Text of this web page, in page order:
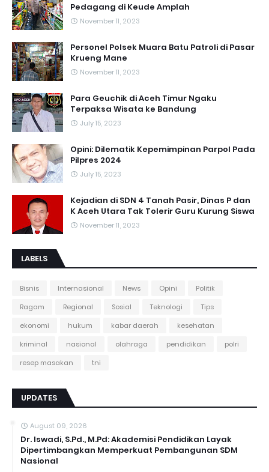
Pedagang di Keude Amplah
November 11, 2023
Personel Polsek Muara Batu Patroli di Pasar
Krueng Mane
November 11, 2023
Para Geuchik di Aceh Timur Ngaku
Terpaksa Wisata ke Bandung
July 15, 2023
Opini: Dilematik Kepemimpinan Parpol Pada
Pilpres 2024
July 15, 2023
Kejadian di SDN 4 Tanah Pasir, Dinas P dan
K Aceh Utara Tak Tolerir Guru Kurung Siswa
November 11, 2023
LABELS
Bisnis Internasional News Opini
Politik
Ragam
Regional Sosial Teknologi
Tips
ekonomi
hukum kabar daerah
kesehatan
kriminal
nasional olahraga pendidikan
polri
resep masakan
tni
UPDATES
August 09, 2026
Dr. Iswadi, S.Pd., M.Pd: Akademisi Pendidikan Layak
Dipertimbangkan Memperkuat Pembangunan SDM
Nasional